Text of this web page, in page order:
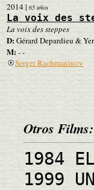
2014| 65 años
La voix des
La voix des steppes
D:Gérard Depardieu &
M:- -
Sergei Rachmaninov
Otros Films:
1984 EL
1999